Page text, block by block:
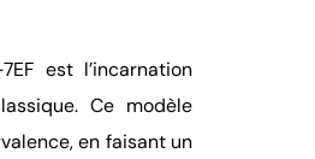
est l’incarnation
Ce modèle
en faisant un